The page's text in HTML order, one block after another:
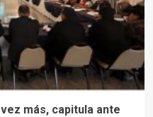
más, capitula ante